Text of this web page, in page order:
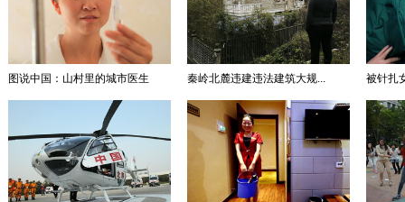
图说中国：山村里的城市医生 秦岭北麓违建违法建筑大规... 被针扎